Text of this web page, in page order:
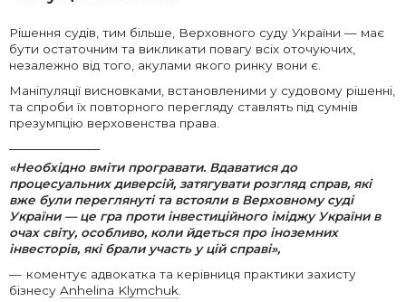
Рішення судів, тим більше, Верховного суду України — має
бути остаточним та викликати повагу всіх оточуючих,
незалежно від того, акулами якого ринку вони є.
Маніпуляції висновками, встановленими у судовому рішенні,
та спроби їх повторного перегляду ставлять під сумнів
презумпцію верховенства права.
«Необхідно вміти програвати. Вдаватися до
процесуальних диверсій, затягувати розгляд справ, які
вже були переглянуті та встояли в Верховному суді
України — це гра проти інвестиційного іміджу України в
очах світу, особливо, коли йдеться про іноземних
інвесторів, які брали участь у цій справі»,
коментує адвокатка та керівниця практики захисту
бізнесу Anhelina Klymchuk.